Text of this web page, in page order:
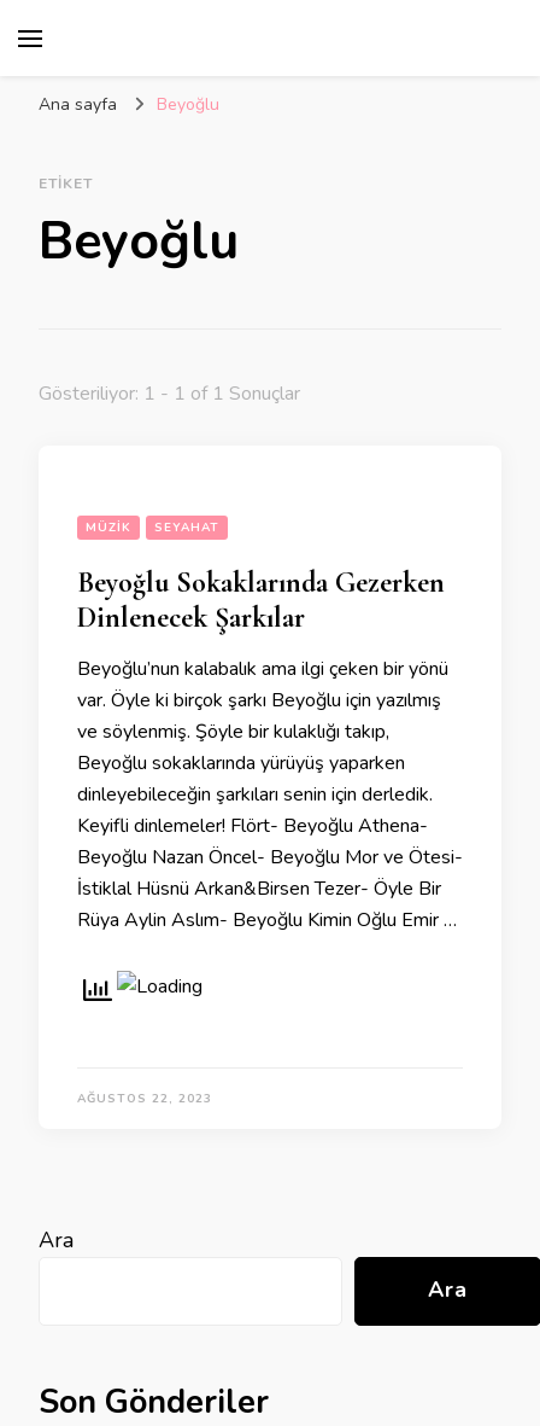
Ana sayfa Beyoğlu
ETIKET
Beyoğlu
Gösteriliyor: 1 - 1 of 1 Sonuçlar
MÜZIK SEYAHAT
Beyoğlu Sokaklarında Gezerken
Dinlenecek Şarkılar
Beyoğlu’nun kalabalık ama ilgi çeken bir yönü
var. Öyle ki birçok şarkı Beyoğlu için yazılmış
ve söylenmiş. Şöyle bir kulaklığı takıp,
Beyoğlu sokaklarında yürüyüş yaparken
dinleyebileceğin şarkıları senin için derledik.
Keyifli dinlemeler! Flört- Beyoğlu Athena-
Beyoğlu Nazan Öncel- Beyoğlu Mor ve Ötesi-
İstiklal Hüsnü Arkan&Birsen Tezer- Öyle Bir
Rüya Aylin Aslım- Beyoğlu Kimin Oğlu Emir …
AĞUSTOS 22, 2023
Ara
Ara
Son Gönderiler